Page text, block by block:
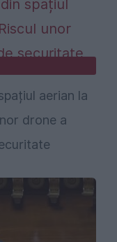
aerian la
drone a